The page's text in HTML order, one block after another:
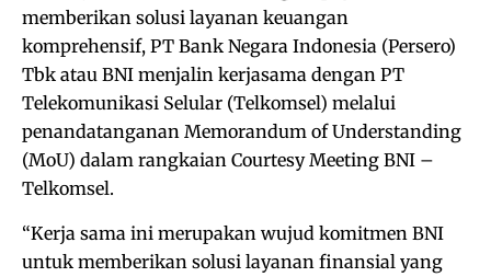
memberikan solusi layanan keuangan
komprehensif, PT Bank Negara Indonesia (Persero)
Tbk atau BNI menjalin kerjasama dengan PT
Telekomunikasi Selular (Telkomsel) melalui
penandatanganan Memorandum of Understanding
(MoU) dalam rangkaian Courtesy Meeting BNI –
Telkomsel.
“Kerja sama ini merupakan wujud komitmen BNI
untuk memberikan solusi layanan finansial yang